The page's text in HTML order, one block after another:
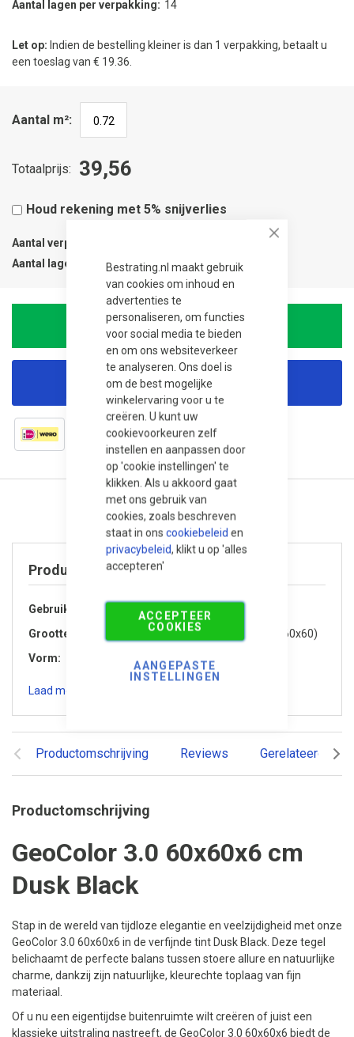
Bestrating.nl maakt gebruik
van cookies om inhoud en
advertenties te
personaliseren, om functies
voor social media te bieden
en om ons websiteverkeer
te analyseren. Ons doel is
om de best mogelijke
winkelervaring voor u te
creëren. U kunt uw
cookievoorkeuren zelf
instellen en aanpassen door
op 'cookie instellingen' te
klikken. Als u akkoord gaat
met ons gebruik van
cookies, zoals beschreven
staat in ons cookiebeleid en
privacybeleid, klikt u op 'alles
accepteren'
ACCEPTEER
COOKIES
AANGEPASTE
INSTELLINGEN
Aantal lagen per verpakking
14
Let op: Indien de bestelling kleiner is dan 1 verpakking, betaalt u
een toeslag van € 19.36.
Aantal m²
Totaalprijs 39,56
Houd rekening met 5% snijverlies
Aantal verpakkingen
Aantal lagen
In Winkelwagen
Korting aanvragen
Productomschrijving Reviews Gerelateerde
Productomschrijving
GeoColor 3.0 60x60x6 cm
Dusk Black
Stap in de wereld van tijdloze elegantie en veelzijdigheid met onze
GeoColor 3.0 60x60x6 in de verfijnde tint Dusk Black. Deze tegel
belichaamt de perfecte balans tussen stoere allure en natuurlijke
charme, dankzij zijn natuurlijke, kleurechte toplaag van fijn
materiaal.
Of u nu een eigentijdse buitenruimte wilt creëren of juist een
klassieke uitstraling nastreeft, de GeoColor 3.0 60x60x6 biedt de
Product specificaties
Gebruik / Toepassing
Tuin / Terras, Oprit
Grootte
Groot (groter dan 60x60)
Vorm
Vierkant
Laad meer specificaties